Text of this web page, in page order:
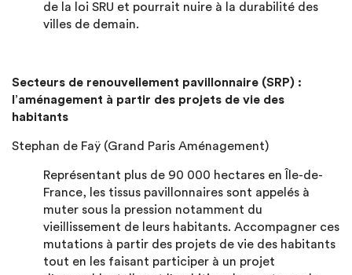
de la loi SRU et pourrait nuire à la durabilité des
villes de demain.
Secteurs de renouvellement pavillonnaire (SRP) :
l’aménagement à partir des projets de vie des
habitants
Stephan de Faÿ (Grand Paris Aménagement)
Représentant plus de 90 000 hectares en Île-de-
France, les tissus pavillonnaires sont appelés à
muter sous la pression notamment du
vieillissement de leurs habitants. Accompagner ces
mutations à partir des projets de vie des habitants
tout en les faisant participer à un projet